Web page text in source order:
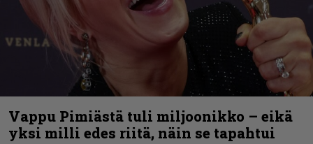
Vappu Pimiästä tuli miljoonikko – eikä
yksi milli edes riitä, näin se tapahtui